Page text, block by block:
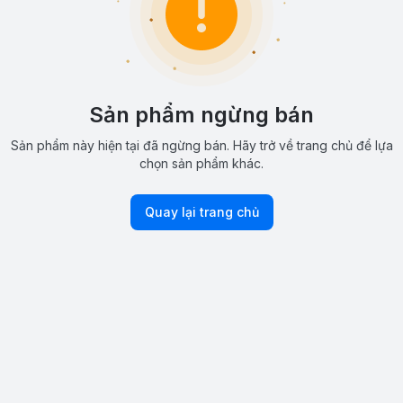
Sản phẩm ngừng bán
Sản phẩm này hiện tại đã ngừng bán. Hãy trở về trang chủ để lựa
chọn sản phẩm khác.
Quay lại trang chủ